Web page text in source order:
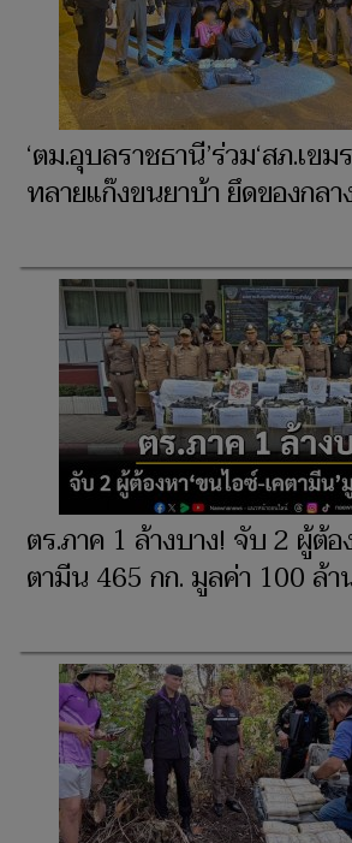
‘ตม.อุบลราชธานี’ร่วม‘สภ.เขม
ทลายแก๊งขนยาบ้า ยึดของกล
ตร.ภาค 1 ล้างบาง! จับ 2 ผู้ต้
ตามีน 465 กก. มูลค่า 100 ล้